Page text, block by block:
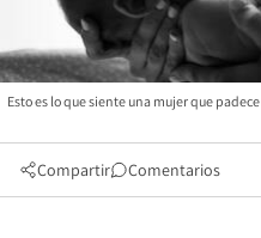
Esto es lo que siente una mujer que
Compartir Comentarios